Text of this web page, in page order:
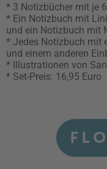
* 3 Notizbücher mit je
* Ein Notizbuch mit
und ein Notizbuch mit
* Jedes Notizbuch mit
und einem anderen
* Illustrationen von
* Set-Preis: 16,95 Euro